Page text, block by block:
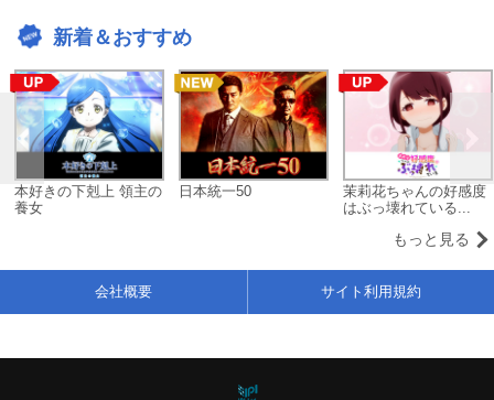
新着＆おすすめ
本好きの下剋上 領主の
養女
日本統一50
茉莉花ちゃんの好感度
はぶっ壊れている...
もっと見る
会社概要 サイト利用規約